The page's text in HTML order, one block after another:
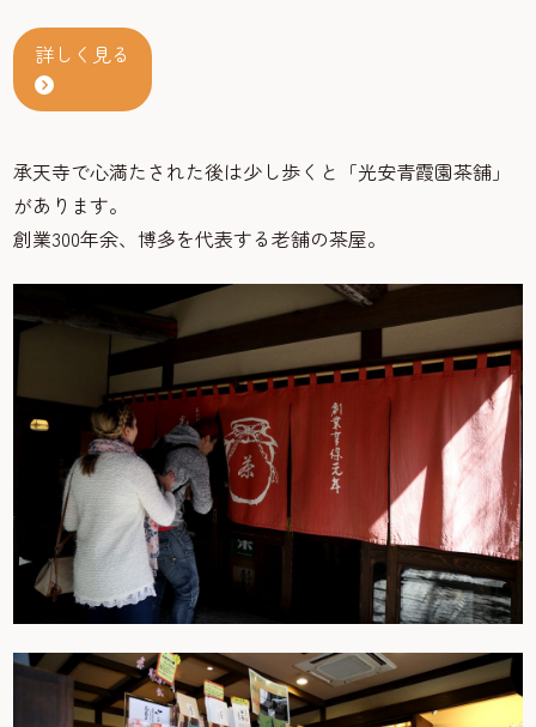
詳しく見る
承天寺で心満たされた後は少し歩くと「光安青霞園茶舗」
があります。
創業300年余、博多を代表する老舗の茶屋。